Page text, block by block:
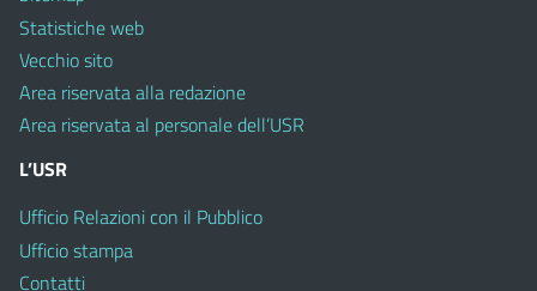
Statistiche web
Vecchio sito
Area riservata alla redazione
Area riservata al personale dell’USR
L’USR
Ufficio Relazioni con il Pubblico
Ufficio stampa
Contatti